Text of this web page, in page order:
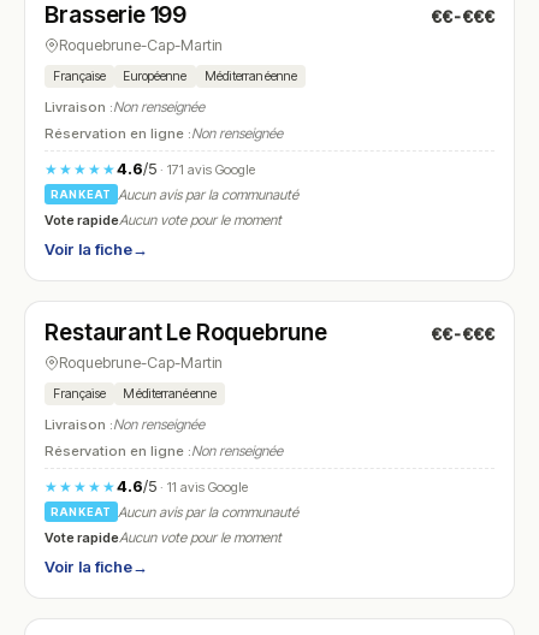
N° 19
Brasserie 199 €€-€€€
Roquebrune-Cap-Martin
Française Européenne Méditerranéenne
Livraison :Non renseignée
Réservation en ligne :Non renseignée
★★★★★4.6/5· 171 avis Google
RANKEAT
Aucun avis par la communauté
Vote rapideAucun vote pour le moment
Voir la fiche→
N° 20
Restaurant Le Roquebrune €€-€€€
Roquebrune-Cap-Martin
Française Méditerranéenne
Livraison :Non renseignée
Réservation en ligne :Non renseignée
★★★★★4.6/5· 11 avis Google
RANKEAT
Aucun avis par la communauté
Vote rapideAucun vote pour le moment
Voir la fiche→